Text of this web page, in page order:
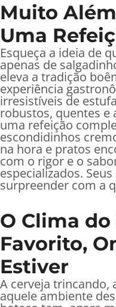
Muito
Uma
Esqueça a ideia de
apenas de
eleva a tradição
experiência
irresistíveis de
robustos, quentes e
uma refeição
escondidinhos
na hora e pratos
com o rigor e o
especializados.
surpreender com a
O Clima do
Favorito,
Estiver
A cerveja trincando,
aquele ambiente